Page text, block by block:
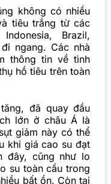
không có nhiều
tiêu trắng từ các
Brazil,
ngang. Các nhà
thông tin về tình
hồ tiêu trên toàn
đã quay đầu
lớn ở châu Á là
giảm này có thể
khi giá cao su đạt
đây, cũng như lo
su toàn cầu trong
bất ổn. Còn tại